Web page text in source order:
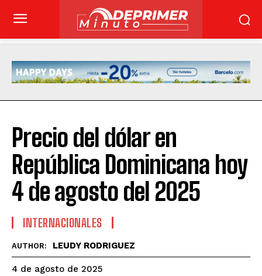
Precio del dólar en
República Dominicana hoy
4 de agosto del 2025
INTERNACIONALES
AUTHOR: LEUDY RODRIGUEZ
4 de agosto de 2025